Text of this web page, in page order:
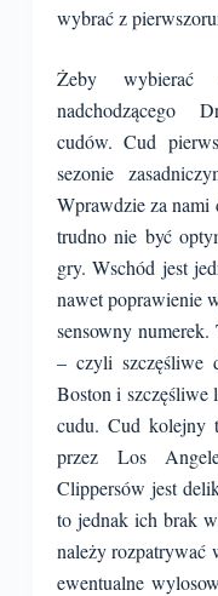
wybrać z
Żeby wybierać
nadchodzącego
cudów. Cud
sezonie
Wprawdzie za nami
trudno nie być
gry. Wschód jest
nawet poprawienie
sensowny
– czyli szczęśliwe
Boston i szczęśliwe
cudu. Cud kolejny
przez Los
Clippersów jest
to jednak ich brak
należy rozpatrywać
ewentualne